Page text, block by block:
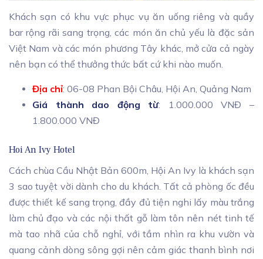
Khách sạn có khu vực phục vụ ăn uống riêng và quầy
bar rộng rãi sang trọng, các món ăn chủ yếu là đặc sản
Việt Nam và các món phương Tây khác, mở cửa cả ngày
nên bạn có thể thưởng thức bất cứ khi nào muốn.
Địa chỉ: 06-08 Phan Bội Châu, Hội An, Quảng Nam
Giá thành dao động từ: 1.000.000 VNĐ –
1.800.000 VNĐ
Hoi An Ivy Hotel
Cách chùa Cầu Nhật Bản 600m, Hội An Ivy là khách sạn
3 sao tuyệt vời dành cho du khách. Tất cả phòng ốc đều
được thiết kế sang trọng, đầy đủ tiện nghi lấy màu trắng
làm chủ đạo và các nội thất gỗ làm tôn nên nét tinh tế
mà tao nhã của chỗ nghỉ, với tầm nhìn ra khu vườn và
quang cảnh dòng sông gợi nên cảm giác thanh bình nơi